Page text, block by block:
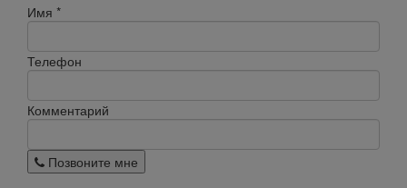
Имя *
Телефон
Комментарий
Позвоните мне